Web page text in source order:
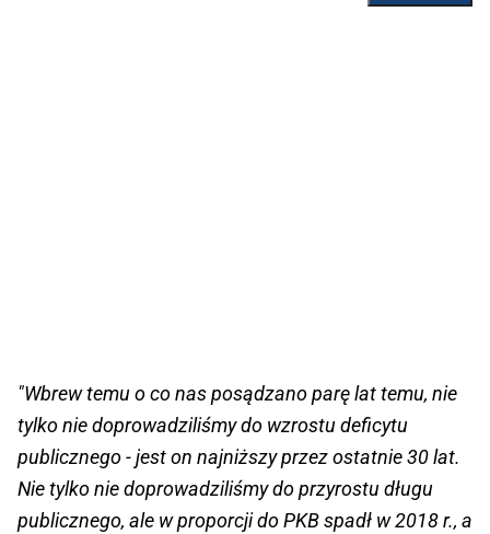
"Wbrew temu o co nas posądzano parę lat temu, nie
tylko nie doprowadziliśmy do wzrostu deficytu
publicznego - jest on najniższy przez ostatnie 30 lat.
Nie tylko nie doprowadziliśmy do przyrostu długu
publicznego, ale w proporcji do PKB spadł w 2018 r., a